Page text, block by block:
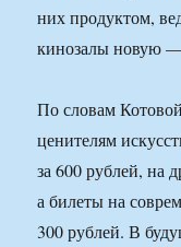
них продуктом,
кинозалы новую
По словам
ценителям
за 600 рублей, на
а билеты на
300 рублей. В